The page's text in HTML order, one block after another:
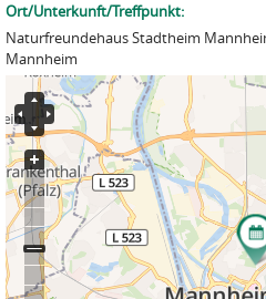
Ort/Unterkunft/Treffpunkt:
Naturfreundehaus Stadtheim
Mannheim